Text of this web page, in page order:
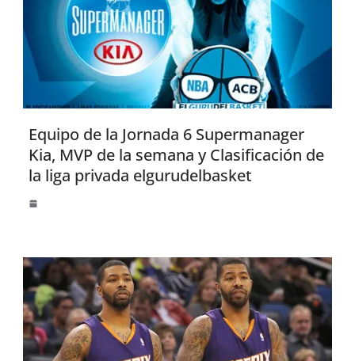
Equipo de la Jornada 6 Supermanager
Kia, MVP de la semana y Clasificación de
la liga privada elgurudelbasket